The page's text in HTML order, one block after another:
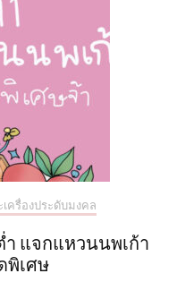
ครื่องประดับมงคล
ต่ำ แจกแหวนนพเก้า
พิเศษ